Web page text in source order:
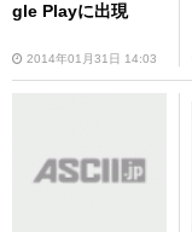
gle Playに出現
2014年01月31日 14:03